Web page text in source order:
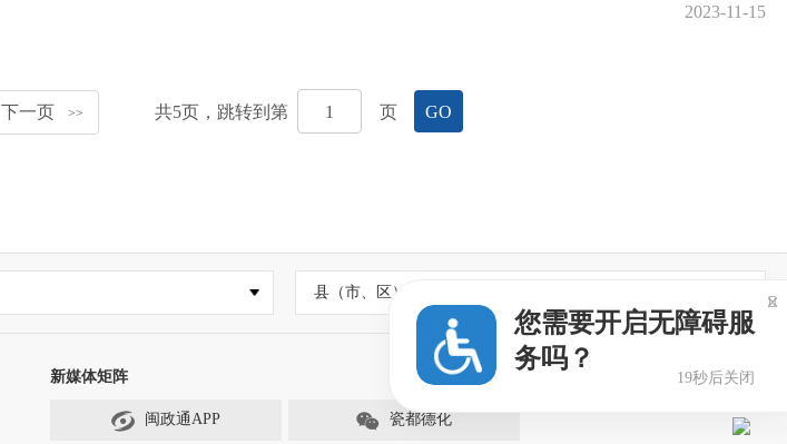
2023-11-15
下一页 >> 共5页，跳转到第 页 GO
县（市、区）政府网站
新媒体矩阵
闽政通APP 瓷都德化
您需要开启无障碍服
务吗？
19秒后关闭
